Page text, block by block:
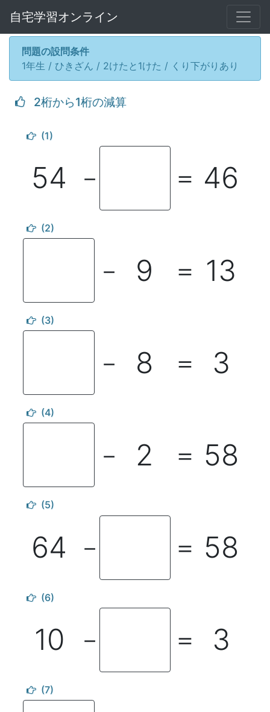
自宅学習オンライン
問題の設問条件
1年生 / ひきざん / 2けたと1けた / くり下がりあり
2桁から1桁の減算
(1)
54 － ＝ 46
(2)
－ 9 ＝ 13
(3)
－ 8 ＝ 3
(4)
－ 2 ＝ 58
(5)
64 － ＝ 58
(6)
10 － ＝ 3
(7)